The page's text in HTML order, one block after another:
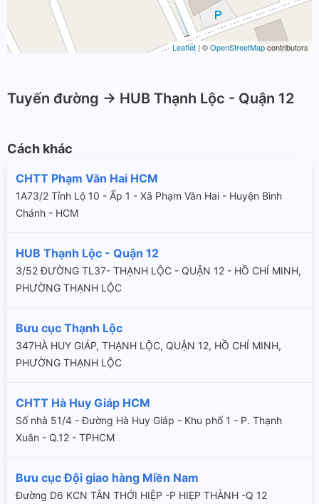
Leaflet | ©OpenStreetMapcontributors
Tuyến đường -> HUB Thạnh Lộc - Quận 12
Cách khác
CHTT Phạm Văn Hai HCM
1A73/2 Tỉnh Lộ 10 - Ấp 1 - Xã Phạm Văn Hai - Huyện Bình
Chánh - HCM
HUB Thạnh Lộc - Quận 12
3/52 ĐƯỜNG TL37- THẠNH LỘC - QUẬN 12 - HỒ CHÍ MINH,
PHƯỜNG THẠNH LỘC
Bưu cục Thạnh Lộc
347HÀ HUY GIÁP, THẠNH LỘC, QUẬN 12, HỒ CHÍ MINH,
PHƯỜNG THẠNH LỘC
CHTT Hà Huy Giáp HCM
Số nhà 51/4 - Đường Hà Huy Giáp - Khu phố 1 - P. Thạnh
Xuân - Q.12 - TPHCM
Bưu cục Đội giao hàng Miền Nam
Đường D6 KCN TÂN THỚI HIỆP -P HIẸP THÀNH -Q 12